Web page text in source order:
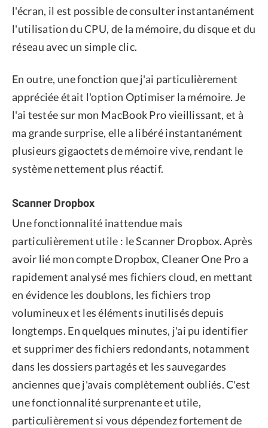
l'écran, il est possible de consulter instantanément
l'utilisation du CPU, de la mémoire, du disque et du
réseau avec un simple clic.
En outre, une fonction que j'ai particulièrement
appréciée était l'option Optimiser la mémoire. Je
l'ai testée sur mon MacBook Pro vieillissant, et à
ma grande surprise, elle a libéré instantanément
plusieurs gigaoctets de mémoire vive, rendant le
système nettement plus réactif.
Scanner Dropbox
Une fonctionnalité inattendue mais
particulièrement utile : le Scanner Dropbox. Après
avoir lié mon compte Dropbox, Cleaner One Pro a
rapidement analysé mes fichiers cloud, en mettant
en évidence les doublons, les fichiers trop
volumineux et les éléments inutilisés depuis
longtemps. En quelques minutes, j'ai pu identifier
et supprimer des fichiers redondants, notamment
dans les dossiers partagés et les sauvegardes
anciennes que j'avais complètement oubliés. C'est
une fonctionnalité surprenante et utile,
particulièrement si vous dépendez fortement de